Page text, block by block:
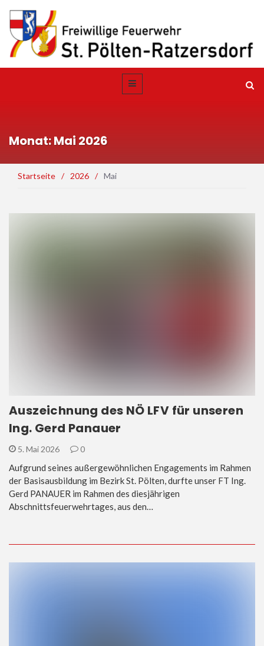
Monat: Mai 2026
Startseite / 2026 / Mai
Auszeichnung des NÖ LFV für unseren
Ing. Gerd Panauer
5. Mai 2026 0
Aufgrund seines außergewöhnlichen Engagements im Rahmen
der Basisausbildung im Bezirk St. Pölten, durfte unser FT Ing.
Gerd PANAUER im Rahmen des diesjährigen
Abschnittsfeuerwehrtages, aus den…